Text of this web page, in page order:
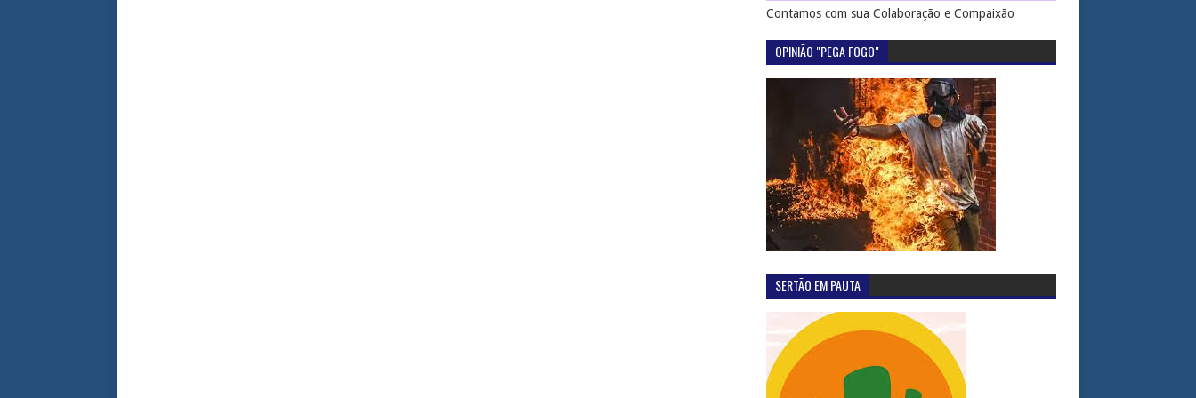
Contamos com sua Colaboração e Compaixão
OPINIÃO "PEGA FOGO"
SERTÃO EM PAUTA